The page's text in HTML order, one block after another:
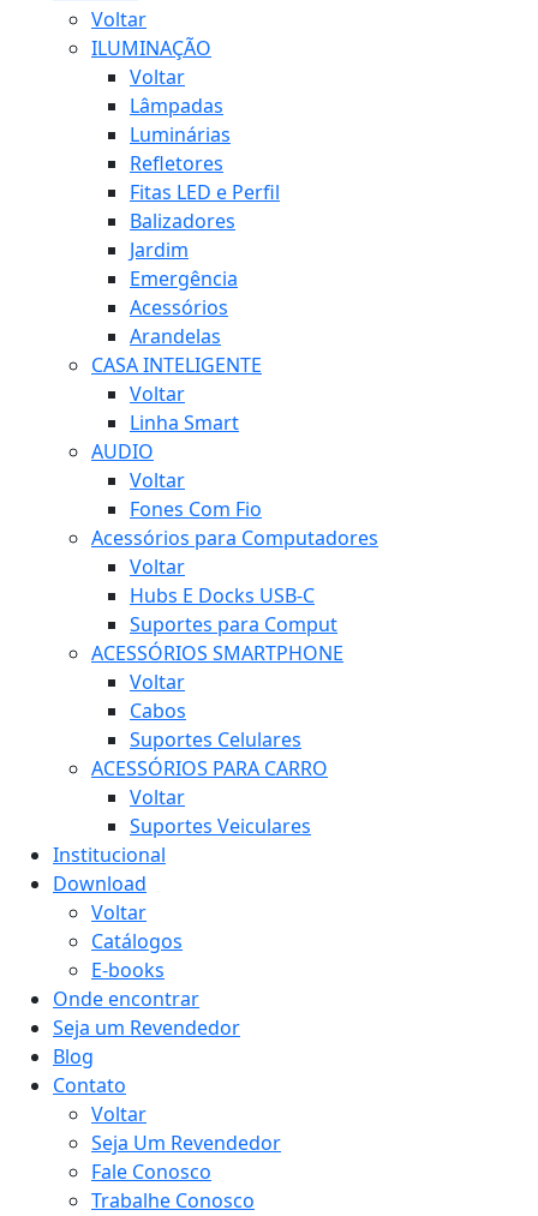
Voltar
ILUMINAÇÃO
Voltar
Lâmpadas
Luminárias
Refletores
Fitas LED e Perfil
Balizadores
Jardim
Emergência
Acessórios
Arandelas
CASA INTELIGENTE
Voltar
Linha Smart
AUDIO
Voltar
Fones Com Fio
Acessórios para Computadores
Voltar
Hubs E Docks USB-C
Suportes para Comput
ACESSÓRIOS SMARTPHONE
Voltar
Cabos
Suportes Celulares
ACESSÓRIOS PARA CARRO
Voltar
Suportes Veiculares
Institucional
Download
Voltar
Catálogos
E-books
Onde encontrar
Seja um Revendedor
Blog
Contato
Voltar
Seja Um Revendedor
Fale Conosco
Trabalhe Conosco